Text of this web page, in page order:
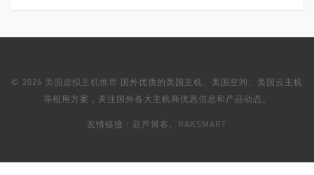
© 2026 美国虚拟主机推荐 国外优质的美国主机、美国空间、美国云主机
等租用方案，关注国外各大主机商优惠信息和产品动态。
友情链接： 葫芦博客 RAKSMART